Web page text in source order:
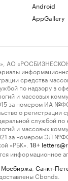
Android
AppGallery
АО
средства
по надзору в
и массовых
за номером ИА
о регистрации
службой по
и массовых
за номером ЭЛ
«РБК».
18+
информационное
Мосбиржа Санкт-
Cbonds.